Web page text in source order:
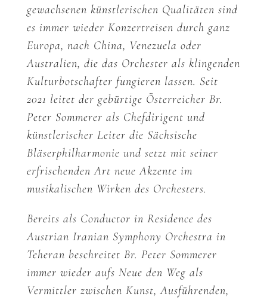
gewachsenen künstlerischen Qualitäten sind
es immer wieder Konzertreisen durch ganz
Europa, nach China, Venezuela oder
Australien, die das Orchester als klingenden
Kulturbotschafter fungieren lassen. Seit
2021 leitet der gebürtige Österreicher Br.
Peter Sommerer als Chefdirigent und
künstlerischer Leiter die Sächsische
Bläserphilharmonie und setzt mit seiner
erfrischenden Art neue Akzente im
musikalischen Wirken des Orchesters.
Bereits als Conductor in Residence des
Austrian Iranian Symphony Orchestra in
Teheran beschreitet Br. Peter Sommerer
immer wieder aufs Neue den Weg als
Vermittler zwischen Kunst, Ausführenden,